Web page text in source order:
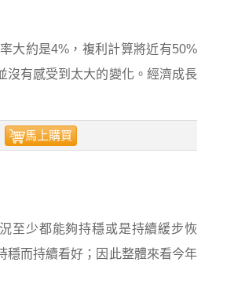
大約是4%，複利計算將近有50%
沒有感受到太大的變化。經濟成長
馬上購買
至少都能夠持穩或是持續緩步恢
穩而持續看好；因此整體來看今年